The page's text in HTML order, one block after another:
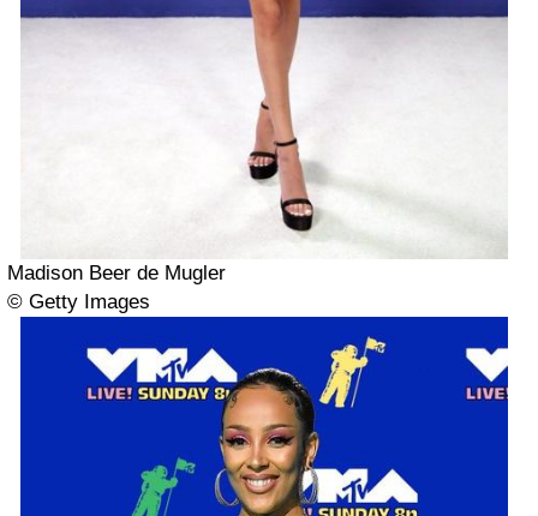
Madison Beer de Mugler
© Getty Images